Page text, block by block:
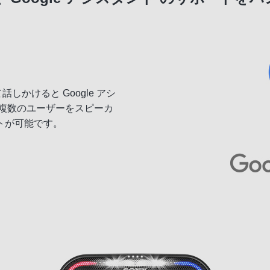
しかけると Google アシ
数のユーザーをスピーカ
可能です。